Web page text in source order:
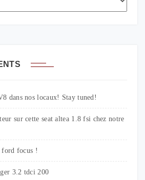
dans nos locaux! Stay tuned!
sur cette seat altea 1.8 fsi chez notre
ford focus !
3.2 tdci 200